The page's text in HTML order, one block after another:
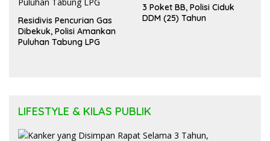
Residivis Pencurian Gas
Dibekuk, Polisi Amankan
Puluhan Tabung LPG
3 Poket BB, Polisi Ciduk
DDM (25) Tahun
LIFESTYLE & KILAS PUBLIK